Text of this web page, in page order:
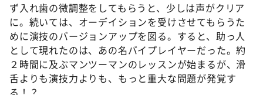
ず入れ歯の微調整をしてもらうと、少しは声がクリア
に。続いては、オーデイションを受けさせてもらうた
めに演技のバージョンアップを図る。すると、助っ人
として現れたのは、あの名バイプレイヤーだった。約
２時間に及ぶマンツーマンのレッスンが始まるが、滑
舌よりも演技力よりも、もっと重大な問題が発覚す
る！？